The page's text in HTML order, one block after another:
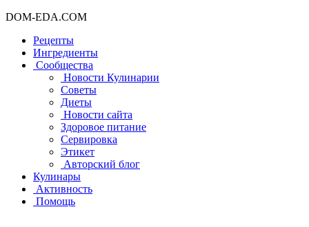
DOM-EDA.COM
Рецепты
Ингредиенты
Сообщества
Новости Кулинарии
Советы
Диеты
Новости сайта
Здоровое питание
Сервировка
Этикет
Авторский блог
Кулинары
Активность
Помощь